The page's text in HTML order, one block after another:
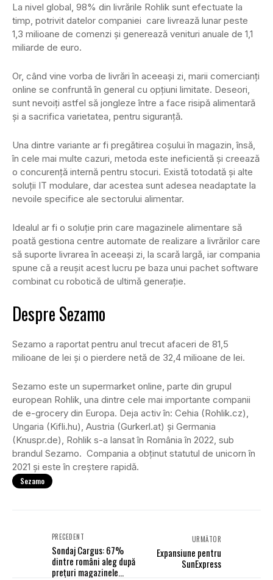
La nivel global, 98% din livrările Rohlik sunt efectuate la
timp, potrivit datelor companiei care livrează lunar peste
1,3 milioane de comenzi și generează venituri anuale de 1,1
miliarde de euro.
Or, când vine vorba de livrări în aceeași zi, marii comercianți
online se confruntă în general cu opțiuni limitate. Deseori,
sunt nevoiți astfel să jongleze între a face risipă alimentară
și a sacrifica varietatea, pentru siguranță.
Una dintre variante ar fi pregătirea coșului în magazin, însă,
în cele mai multe cazuri, metoda este ineficientă și creează
o concurență internă pentru stocuri. Există totodată și alte
soluții IT modulare, dar acestea sunt adesea neadaptate la
nevoile specifice ale sectorului alimentar.
Idealul ar fi o soluție prin care magazinele alimentare să
poată gestiona centre automate de realizare a livrărilor care
să suporte livrarea în aceeași zi, la scară largă, iar compania
spune că a reușit acest lucru pe baza unui pachet software
combinat cu robotică de ultimă generație.
Despre Sezamo
Sezamo a raportat pentru anul trecut afaceri de 81,5
milioane de lei și o pierdere netă de 32,4 milioane de lei.
Sezamo este un supermarket online, parte din grupul
european Rohlik, una dintre cele mai importante companii
de e-grocery din Europa. Deja activ în: Cehia (Rohlik.cz),
Ungaria (Kifli.hu), Austria (Gurkerl.at) și Germania
(Knuspr.de), Rohlik s-a lansat în România în 2022, sub
brandul Sezamo. Compania a obținut statutul de unicorn în
2021 și este în creștere rapidă.
Sezamo
PRECEDENT
Sondaj Cargus: 67%
dintre români aleg după
prețuri magazinele
URMĂTOR
Expansiune pentru
SunExpress